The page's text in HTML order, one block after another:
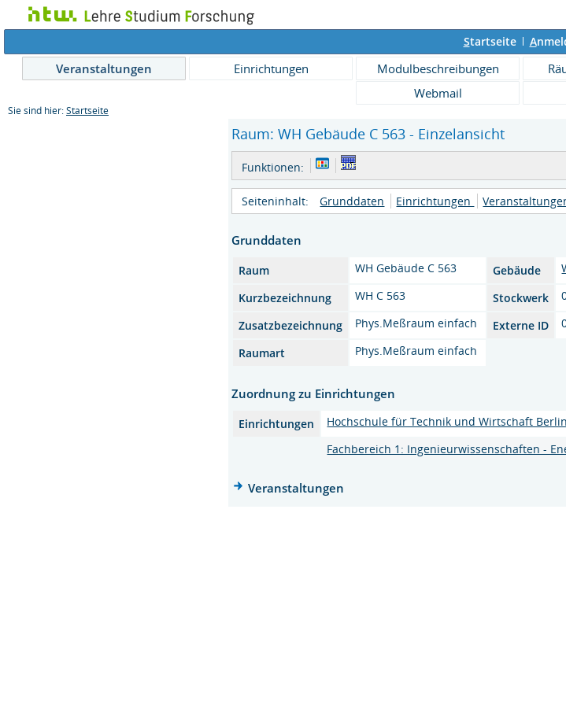
Startseite A
Veranstaltungen Einrichtungen Modulbeschreibungen
Webmail
Sie sind hier: Startseite
Raum: WH Gebäude C 563 - Einzelansicht
Funktionen:
Seiteninhalt: Grunddaten Einrichtungen
Grunddaten
Raum WH Gebäude C 563 Gebäude
Kurzbezeichnung
WH C 563 Stockwerk
Zusatzbezeichnung
Phys.Meßraum einfach Externe ID
Raumart
Phys.Meßraum einfach
Zuordnung zu Einrichtungen
Einrichtungen
Hochschule für Technik und Wirtschaft Berlin
Fachbereich 1: Ingenieurwissenschaften -
Veranstaltungen